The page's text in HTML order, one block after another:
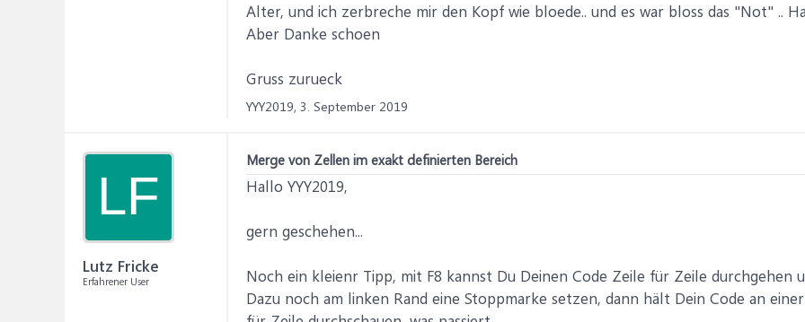
Gruß,
Alter, und ich zerbreche mir den Kopf wie bloede.. und es war bloss das "Not" ..
Aber Danke schoen
Gruss zurueck
YYY2019, 3. September 2019
LF
Lutz Fricke
Erfahrener User
Merge von Zellen im exakt definierten Bereich
Hallo YYY2019,
gern geschehen...
Noch ein kleienr Tipp, mit F8 kannst Du Deinen Code Zeile für Zeile durchgehen
Dazu noch am linken Rand eine Stoppmarke setzen, dann hält Dein Code an